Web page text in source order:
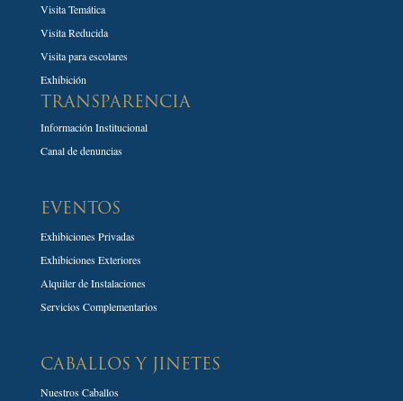
Visita Temática
Visita Reducida
Visita para escolares
Exhibición
TRANSPARENCIA
Información Institucional
Canal de denuncias
EVENTOS
Exhibiciones Privadas
Exhibiciones Exteriores
Alquiler de Instalaciones
Servicios Complementarios
CABALLOS Y JINETES
Nuestros Caballos